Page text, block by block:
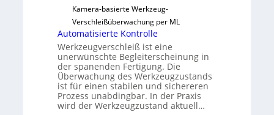
ä
s
s
i
g
e
D
r
u
Kamera-basierte Werkzeug-
Verschleißüberwachung per ML
Automatisierte Kontrolle
Werkzeugverschleiß ist eine
unerwünschte Begleiterscheinung in
der spanenden Fertigung. Die
Überwachung des Werkzeugzustands
ist für einen stabilen und sichereren
Prozess unabdingbar. In der Praxis
wird der Werkzeugzustand aktuell…